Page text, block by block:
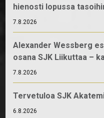
hienosti lopussa
7.8.2026
Alexander Wessberg
osana SJK Liikuttaa –
7.8.2026
Tervetuloa SJK
6.8.2026